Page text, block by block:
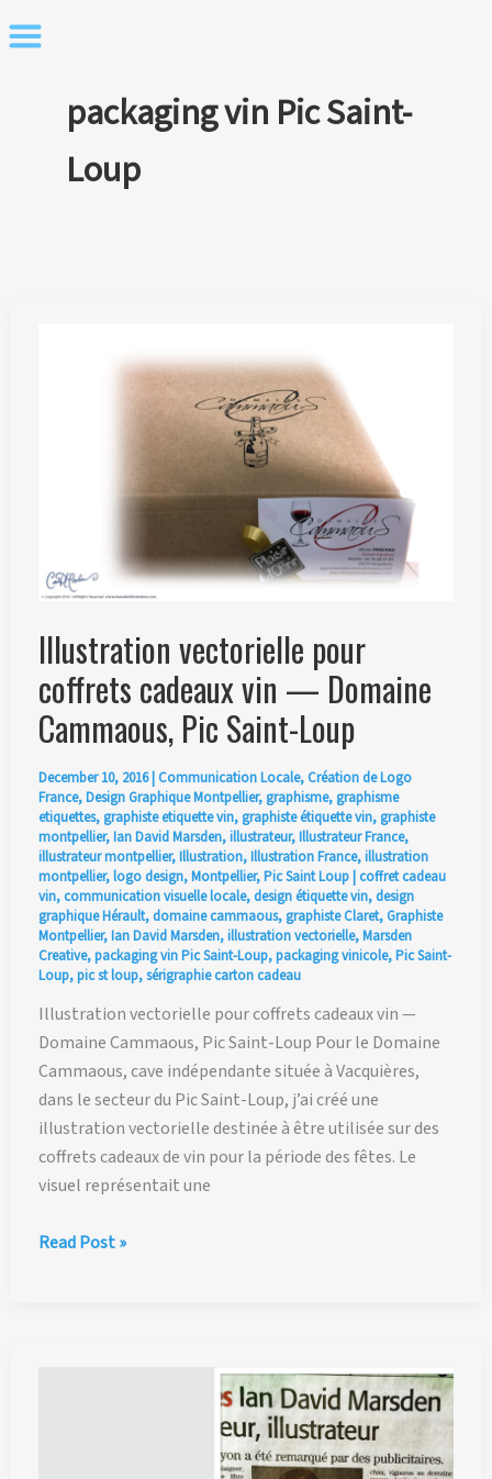
to
packaging vin Pic Saint-
Loup
Illustration vectorielle pour
coffrets cadeaux vin — Domaine
Cammaous, Pic Saint-Loup
December 10, 2016| Communication Locale, Création de Logo
France,Design Graphique Montpellier, graphisme, graphisme
etiquettes, graphiste etiquette vin, graphiste étiquette vin, graphiste
montpellier,Ian David Marsden,illustrateur,Illustrateur France,
illustrateur montpellier,Illustration,Illustration France,illustration
montpellier,logo design,Montpellier,Pic Saint Loup| coffret cadeau
vin, communication visuelle locale, design étiquette vin, design
graphique Hérault, domaine cammaous, graphiste Claret, Graphiste
Montpellier,Ian David Marsden,illustration vectorielle,Marsden
Creative,packaging vin Pic Saint-Loup,packaging vinicole,Pic Saint-
Loup,pic st loup,sérigraphie carton cadeau
Illustration vectorielle pour coffrets cadeaux vin —
Domaine Cammaous, Pic Saint-Loup Pour le Domaine
Cammaous, cave indépendante située à Vacquières,
dans le secteur du Pic Saint-Loup, j’ai créé une
illustration vectorielle destinée à être utilisée sur des
coffrets cadeaux de vin pour la période des fêtes. Le
visuel représentait une
Illustration
Read Post »